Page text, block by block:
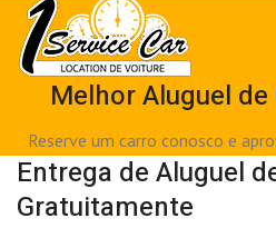
Melhor Aluguel
Reserve um carro conosco e
Entrega de Aluguel
Gratuitamente